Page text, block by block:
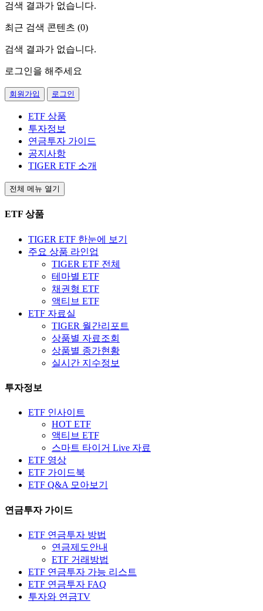
검색 결과가 없습니다.
최근 검색 콘텐츠 (0)
검색 결과가 없습니다.
로그인을 해주세요
회원가입 로그인
ETF 상품
투자정보
연금투자 가이드
공지사항
TIGER ETF 소개
전체 메뉴 열기
ETF 상품
TIGER ETF 한눈에 보기
주요 상품 라인업
TIGER ETF 전체
테마별 ETF
채권형 ETF
액티브 ETF
ETF 자료실
TIGER 월간리포트
상품별 자료조회
상품별 종가현황
실시간 지수정보
투자정보
ETF 인사이트
HOT ETF
액티브 ETF
스마트 타이거 Live 자료
ETF 영상
ETF 가이드북
ETF Q&A 모아보기
연금투자 가이드
ETF 연금투자 방법
연금제도안내
ETF 거래방법
ETF 연금투자 가능 리스트
ETF 연금투자 FAQ
투자와 연금TV